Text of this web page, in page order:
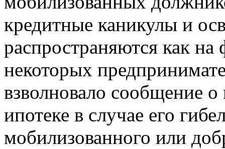
кредитные каникулы и
распространяются как
некоторых
взволновало сообщение
ипотеке в случае его
мобилизованного или